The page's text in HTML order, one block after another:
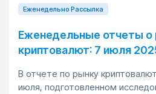
Еженедельно Pассылка
Еженедельные отчеты о
криптовалют: 7 июля
В отчете по рынку
июля, подготовленном